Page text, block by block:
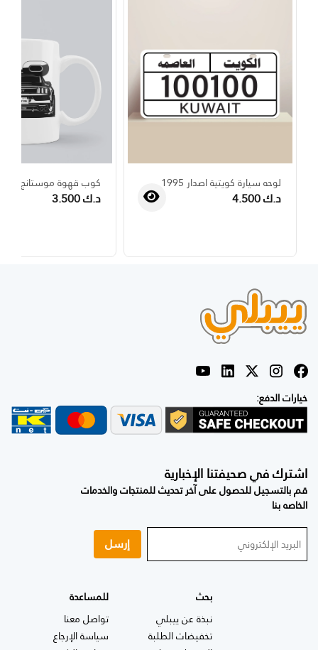
لوحه سيارة كويتية اصدار 1995
د.ك 4.500
كوب قهوة موستانج
د.ك 3.500
خيارات الدفع:
اشترك في صحيفتنا الإخبارية
قم بالتسجيل للحصول على آخر تحديث للمنتجات والخدمات
الخاصه بنا
إرسل
بحث
نبذة عن ييبلي
تخفيضات الطلبة
للمساعدة
تواصل معنا
سياسة الإرجاع